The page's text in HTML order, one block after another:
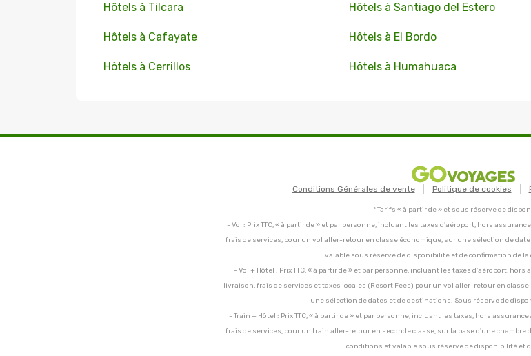
Hôtels à Tilcara Hôtels à Santiago del Estero
Hôtels à Cafayate Hôtels à El Bordo
Hôtels à Cerrillos Hôtels à Humahuaca
Conditions Générales de vente Politique de cookies
* Tarifs « à partir de » et sous réserve de
- Vol : Prix TTC, « à partir de » et par personne, incluant les taxes d'aéroport, hors
frais de services, pour un vol aller-retour en classe économique, sur une sélection de
valable sous réserve de disponibilité et de confirmation de la
- Vol + Hôtel : Prix TTC, « à partir de » et par personne, incluant les taxes d'aéroport,
livraison, frais de services et taxes locales (Resort Fees) pour un vol aller-retour en
une sélection de dates et de destinations. Sous réserve de
- Train + Hôtel : Prix TTC, « à partir de » et par personne, incluant les taxes, hors
frais de services, pour un train aller-retour en seconde classe, sur la base d'une chambre
conditions et valable sous réserve de disponibilité et